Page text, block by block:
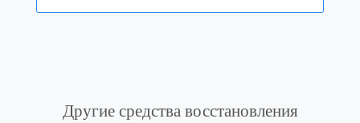
Другие средства восстановления